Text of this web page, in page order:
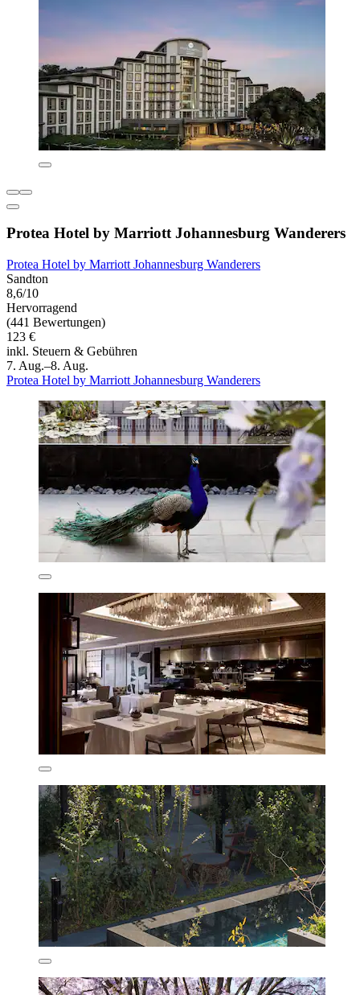
Protea Hotel by Marriott Johannesburg Wanderers
Protea Hotel by Marriott Johannesburg Wanderers
Sandton
8,6/10
Hervorragend
(441 Bewertungen)
123 €
inkl. Steuern & Gebühren
7. Aug.–8. Aug.
Protea Hotel by Marriott Johannesburg Wanderers